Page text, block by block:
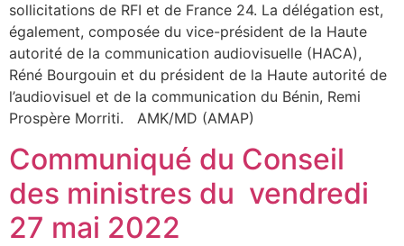
sollicitations de RFI et de France 24. La délégation est,
également, composée du vice-président de la Haute
autorité de la communication audiovisuelle (HACA),
Réné Bourgouin et du président de la Haute autorité de
l’audiovisuel et de la communication du Bénin, Remi
Prospère Morriti. AMK/MD (AMAP)
Communiqué du Conseil
des ministres du vendredi
27 mai 2022